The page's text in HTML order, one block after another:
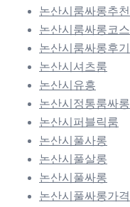
논산시룸싸롱추천
논산시룸싸롱코스
논산시룸싸롱후기
논산시셔츠룸
논산시유흥
논산시정통룸싸롱
논산시퍼블릭룸
논산시풀사롱
논산시풀살롱
논산시풀싸롱
논산시풀싸롱가격